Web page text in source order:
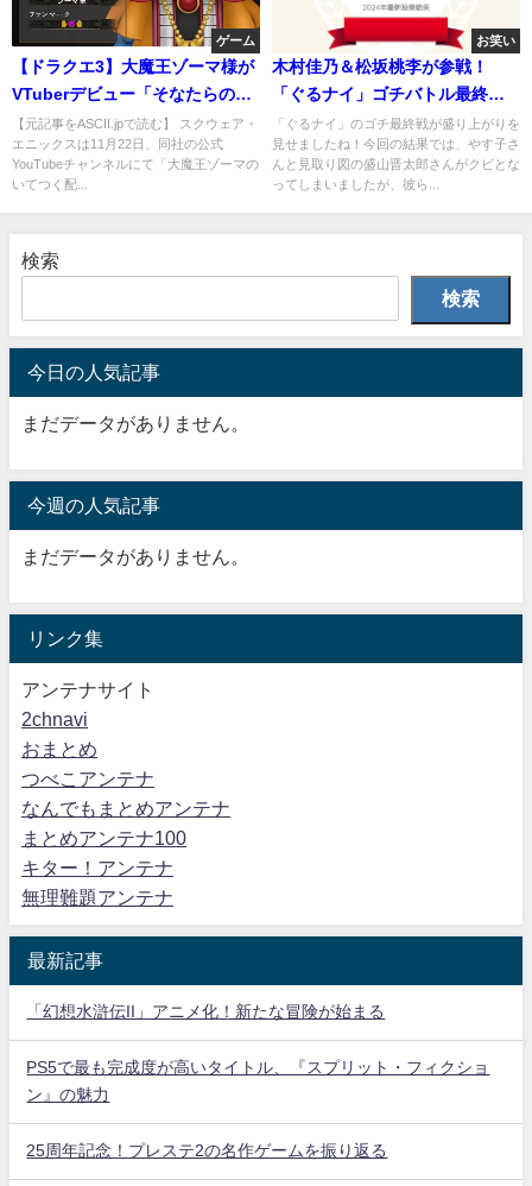
ゲーム
【ドラクエ3】大魔王ゾーマ様が
VTuberデビュー「そなたらの反
響は我がよろこび」 2日間で40
万再生突破！続編を求めるゾー
マ軍希望者続々
【元記事をASCII.jpで読む】 スクウェア・
エニックスは11月22日、同社の公式
YouTubeチャンネルにて「大魔王ゾーマの
いてつく配...
お笑い
木村佳乃＆松坂桃李が参戦！
「ぐるナイ」ゴチバトル最終戦
の結果
「ぐるナイ」のゴチ最終戦が盛り上がりを
見せましたね！今回の結果では、やす子さ
んと見取り図の盛山晋太郎さんがクビとな
ってしまいましたが、彼ら...
検索
検索
今日の人気記事
まだデータがありません。
今週の人気記事
まだデータがありません。
リンク集
アンテナサイト
2chnavi
おまとめ
つべこアンテナ
なんでもまとめアンテナ
まとめアンテナ100
キター！アンテナ
無理難題アンテナ
最新記事
「幻想水滸伝II」アニメ化！新たな冒険が始まる
PS5で最も完成度が高いタイトル、『スプリット・フィクショ
ン』の魅力
25周年記念！プレステ2の名作ゲームを振り返る